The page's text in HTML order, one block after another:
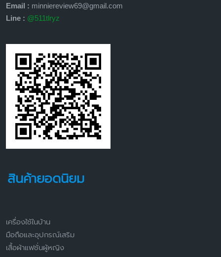
Email : minniereview69@gmail.com
Line : @511tlryz
สินค้ายอดนิยม
เครื่องใช้ในบ้าน
มือถือและอุปกรณ์เสริม
เสื้อผ้าแฟชั่นผู้หญิง